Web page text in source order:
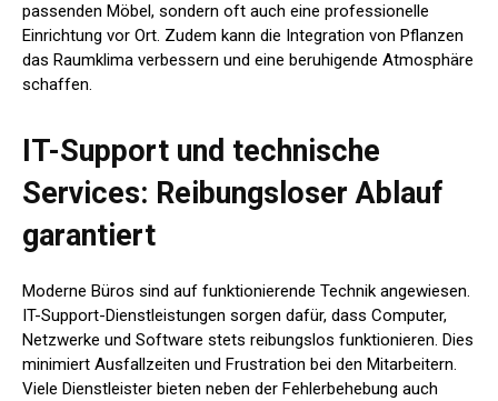
passenden Möbel, sondern oft auch eine professionelle
Einrichtung vor Ort. Zudem kann die Integration von Pflanzen
das Raumklima verbessern und eine beruhigende Atmosphäre
schaffen.
IT-Support und technische
Services: Reibungsloser Ablauf
garantiert
Moderne Büros sind auf funktionierende Technik angewiesen.
IT-Support-Dienstleistungen sorgen dafür, dass Computer,
Netzwerke und Software stets reibungslos funktionieren. Dies
minimiert Ausfallzeiten und Frustration bei den Mitarbeitern.
Viele Dienstleister bieten neben der Fehlerbehebung auch